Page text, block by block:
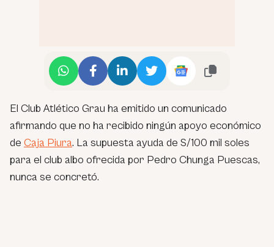
El Club Atlético Grau ha emitido un comunicado
afirmando que no ha recibido ningún apoyo económico
de Caja Piura. La supuesta ayuda de S/100 mil soles
para el club albo ofrecida por Pedro Chunga Puescas,
nunca se concretó.